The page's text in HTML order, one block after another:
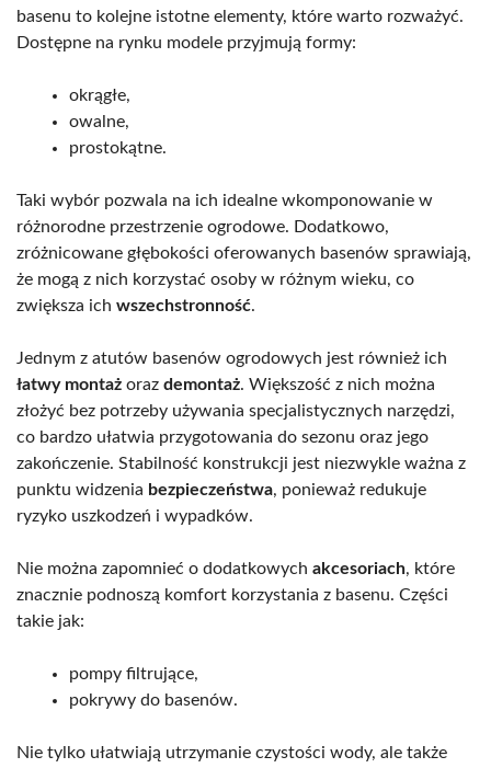
basenu to kolejne istotne elementy, które warto rozważyć.
Dostępne na rynku modele przyjmują formy:
okrągłe,
owalne,
prostokątne.
Taki wybór pozwala na ich idealne wkomponowanie w
różnorodne przestrzenie ogrodowe. Dodatkowo,
zróżnicowane głębokości oferowanych basenów sprawiają,
że mogą z nich korzystać osoby w różnym wieku, co
zwiększa ich wszechstronność.
Jednym z atutów basenów ogrodowych jest również ich
łatwy montaż oraz demontaż. Większość z nich można
złożyć bez potrzeby używania specjalistycznych narzędzi,
co bardzo ułatwia przygotowania do sezonu oraz jego
zakończenie. Stabilność konstrukcji jest niezwykle ważna z
punktu widzenia bezpieczeństwa, ponieważ redukuje
ryzyko uszkodzeń i wypadków.
Nie można zapomnieć o dodatkowych akcesoriach, które
znacznie podnoszą komfort korzystania z basenu. Części
takie jak:
pompy filtrujące,
pokrywy do basenów.
Nie tylko ułatwiają utrzymanie czystości wody, ale także